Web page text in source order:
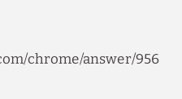
chrome/answer/956